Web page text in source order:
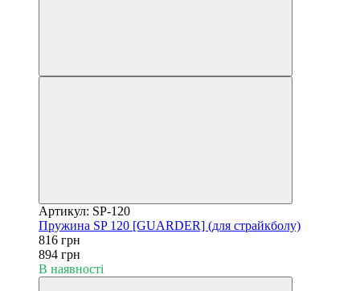
Артикул: SP-120
Пружина SP 120 [GUARDER] (для страйкболу)
816 грн
894 грн
В наявності